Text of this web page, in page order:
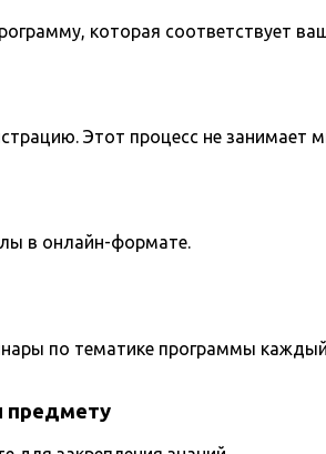
которая соответствует
Этот процесс не занимает
в онлайн-формате.
по тематике программы
предмету